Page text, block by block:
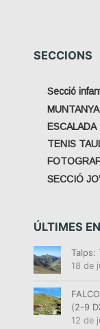
SECCIONS
Secció
MUNTANYA
ESCALADA
TENIS
SECCIÓ
ÚLTIMES
Talps:
18 de
(2-9
12 de